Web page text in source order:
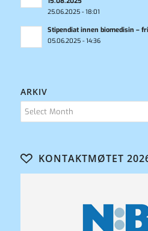
25.06.2025 - 18:01
Stipendiat innen biomedisin –
05.06.2025 - 14:36
ARKIV
KONTAKTMØTET